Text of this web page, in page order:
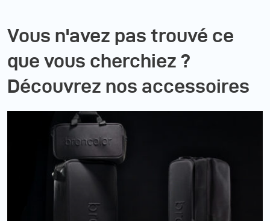
Vous n'avez pas trouvé ce
que vous cherchiez ?
Découvrez nos accessoires